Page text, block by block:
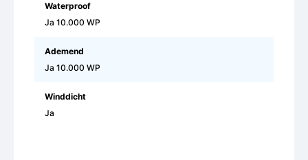
Waterproof
Ja 10.000 WP
Ademend
Ja 10.000 WP
Winddicht
Ja